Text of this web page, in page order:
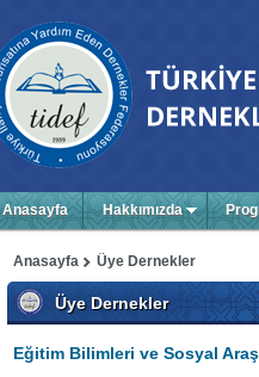
Anasayfa Hakkımızda
Üye Dernekler
Anasayfa
Üye Dernekler
Eğitim Bilimleri ve Sosyal